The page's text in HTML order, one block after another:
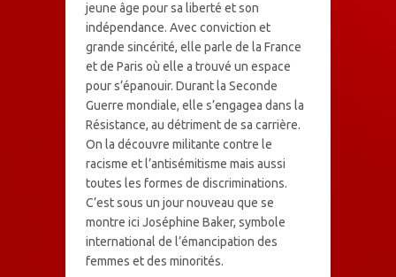
jeune âge pour sa liberté et son
indépendance. Avec conviction et
grande sincérité, elle parle de la France
et de Paris où elle a trouvé un espace
pour s’épanouir. Durant la Seconde
Guerre mondiale, elle s’engagea dans la
Résistance, au détriment de sa carrière.
On la découvre militante contre le
racisme et l’antisémitisme mais aussi
toutes les formes de discriminations.
C’est sous un jour nouveau que se
montre ici Joséphine Baker, symbole
international de l’émancipation des
femmes et des minorités.